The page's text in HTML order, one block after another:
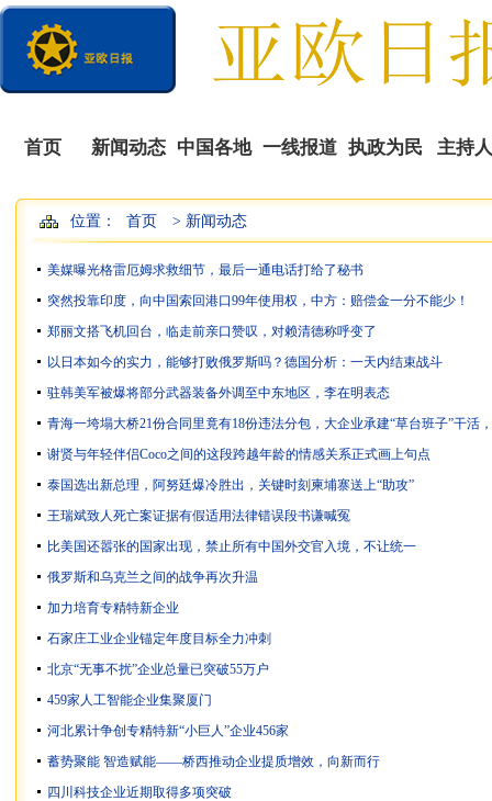
首页 新闻动态 中国各地 一线报道 执政为民 主持
播
位置： 首页 > 新闻动态
美媒曝光格雷厄姆求救细节，最后一通电话打给了秘书
突然投靠印度，向中国索回港口99年使用权，中方：赔偿金一分不能少！
郑丽文搭飞机回台，临走前亲口赞叹，对赖清德称呼变了
以日本如今的实力，能够打败俄罗斯吗？德国分析：一天内结束战斗
驻韩美军被爆将部分武器装备外调至中东地区，李在明表态
青海一垮塌大桥21份合同里竟有18份违法分包，大企业承建“草台班子”干活，
谢贤与年轻伴侣Coco之间的这段跨越年龄的情感关系正式画上句点
泰国选出新总理，阿努廷爆冷胜出，关键时刻柬埔寨送上“助攻”
王瑞斌致人死亡案证据有假适用法律错误段书谦喊冤
比美国还嚣张的国家出现，禁止所有中国外交官入境，不让统一
俄罗斯和乌克兰之间的战争再次升温
加力培育专精特新企业
石家庄工业企业锚定年度目标全力冲刺
北京“无事不扰”企业总量已突破55万户
459家人工智能企业集聚厦门
河北累计争创专精特新“小巨人”企业456家
蓄势聚能 智造赋能——桥西推动企业提质增效，向新而行
四川科技企业近期取得多项突破